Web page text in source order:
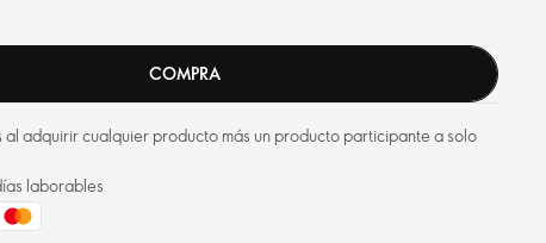
COMPRA
adquirir cualquier producto más un producto participante a solo
laborables